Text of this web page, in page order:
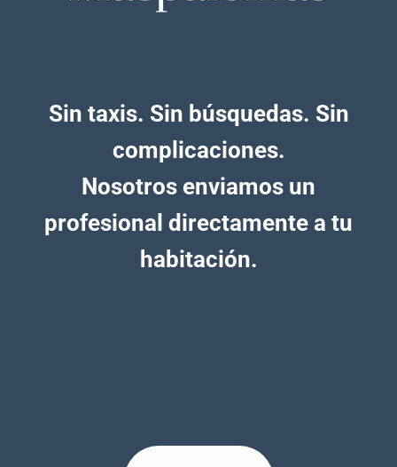
Sin taxis. Sin búsquedas. Sin
complicaciones.
Nosotros enviamos un
profesional directamente a tu
habitación.